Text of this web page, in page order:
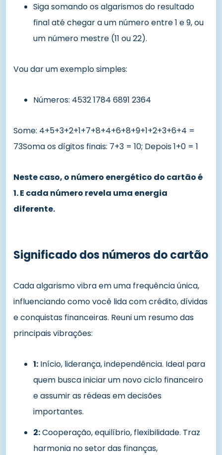
Siga somando os algarismos do resultado
final até chegar a um número entre 1 e 9, ou
um número mestre (11 ou 22).
Vou dar um exemplo simples:
Números: 4532 1784 6891 2364
Some: 4+5+3+2+1+7+8+4+6+8+9+1+2+3+6+4 =
73Soma os dígitos finais: 7+3 = 10; Depois 1+0 = 1
Neste caso, o número energético do cartão é
1. E cada número revela uma energia
diferente.
Significado dos números do cartão
Cada algarismo vibra em uma frequência única,
influenciando como você lida com crédito, dívidas
e conquistas financeiras. Reuni um resumo das
principais vibrações:
1: Início, liderança, independência. Ideal para
quem busca iniciar um novo ciclo financeiro
e assumir as rédeas em decisões
importantes.
2:Cooperação, equilíbrio, flexibilidade. Traz
harmonia no setor das finanças,